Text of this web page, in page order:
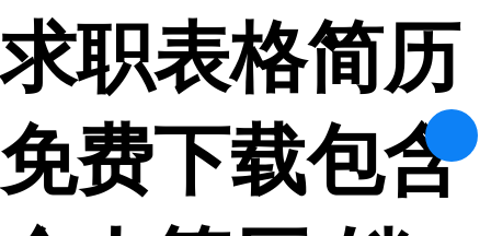
求职表格简历
免费下载包含